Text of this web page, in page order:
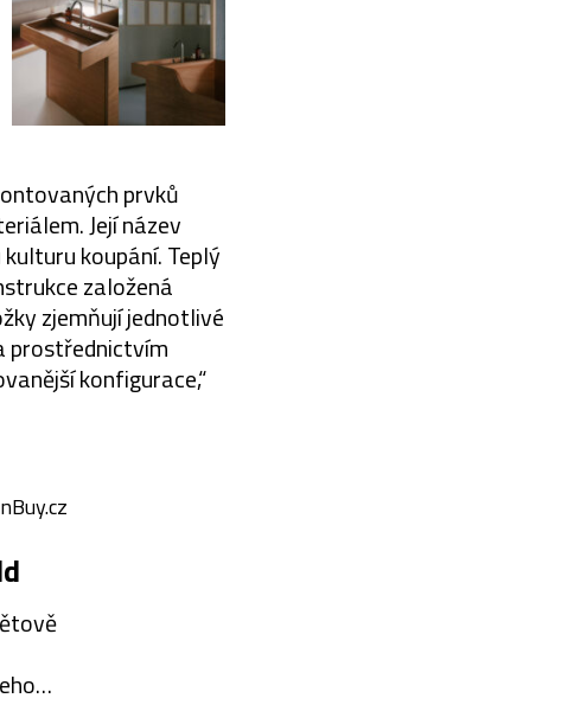
prvků
Její název
koupání. Teplý
založená
zjemňují jednotlivé
prostřednictvím
konfigurace,“